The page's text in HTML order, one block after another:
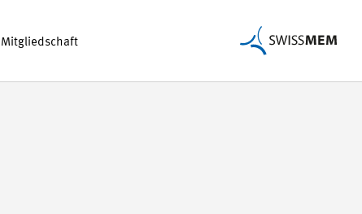
Mitgliedschaft